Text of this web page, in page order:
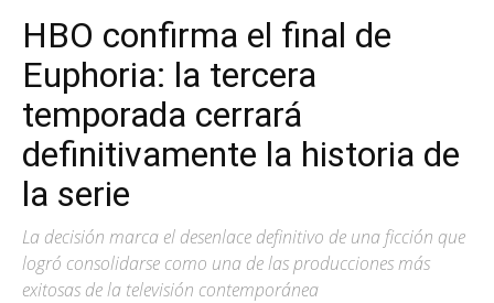
HBO confirma el final de
Euphoria: la tercera
temporada cerrará
definitivamente la historia de
la serie
La decisión marca el desenlace definitivo de una ficción que
logró consolidarse como una de las producciones más
exitosas de la televisión contemporánea